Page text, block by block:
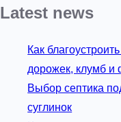
Latest news
Как
дорожек, клумб и
Выбор септика
суглинок